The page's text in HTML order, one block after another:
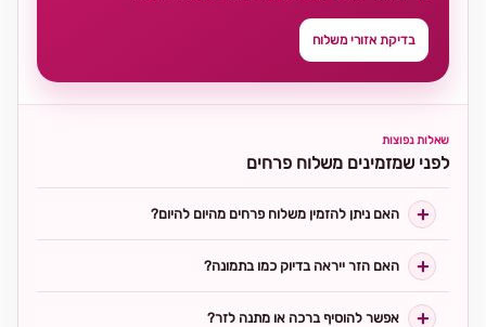
בדיקת אזורי משלוח
שאלות נפוצות
לפני שמזמינים משלוח פרחים
האם ניתן להזמין משלוח פרחים מהיום להיום?
האם הזר ייראה בדיוק כמו בתמונה?
אפשר להוסיף ברכה או מתנה לזר?